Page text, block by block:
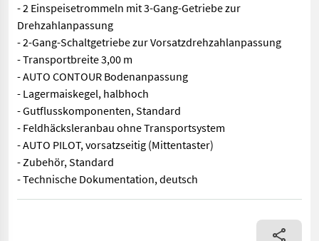
- 2 Einspeisetrommeln mit 3-Gang-Getriebe zur
Drehzahlanpassung
- 2-Gang-Schaltgetriebe zur Vorsatzdrehzahlanpassung
- Transportbreite 3,00 m
- AUTO CONTOUR Bodenanpassung
- Lagermaiskegel, halbhoch
- Gutflusskomponenten, Standard
- Feldhäcksleranbau ohne Transportsystem
- AUTO PILOT, vorsatzseitig (Mittentaster)
- Zubehör, Standard
- Technische Dokumentation, deutsch
- Baujahr 2018 - Maisgebiss, Arbeitsbreite 7,45 m -